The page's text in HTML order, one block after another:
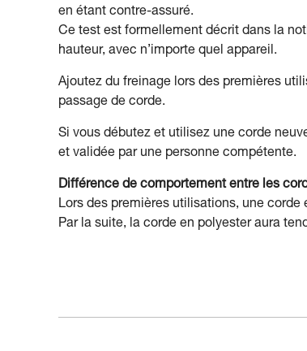
en étant contre-assuré.
Ce test est formellement décrit dans la
hauteur, avec n’importe quel appareil.
Ajoutez du freinage lors des premières
passage de corde.
Si vous débutez et utilisez une corde
et validée par une personne compétente.
Différence de comportement entre les
Lors des premières utilisations, une corde
Par la suite, la corde en polyester aura